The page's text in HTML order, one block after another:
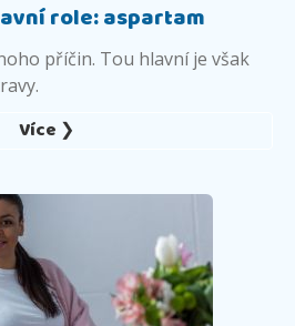
role: aspartam
příčin. Tou hlavní je však
Více ❯